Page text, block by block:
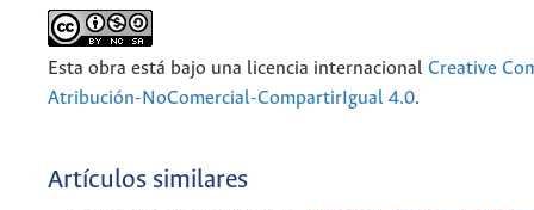
Esta obra está bajo una licencia internacional Creative
Atribución-NoComercial-CompartirIgual 4.0.
Artículos similares